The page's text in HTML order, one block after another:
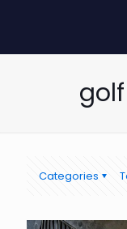
Categories